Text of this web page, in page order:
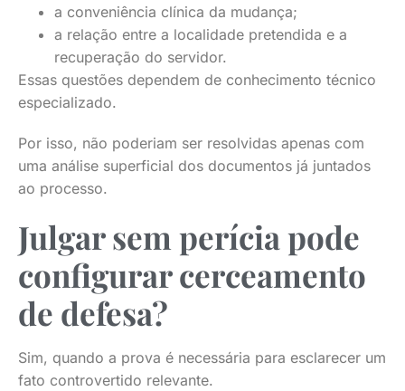
a conveniência clínica da mudança;
a relação entre a localidade pretendida e a
recuperação do servidor.
Essas questões dependem de conhecimento técnico
especializado.
Por isso, não poderiam ser resolvidas apenas com
uma análise superficial dos documentos já juntados
ao processo.
Julgar sem perícia pode
configurar cerceamento
de defesa?
Sim, quando a prova é necessária para esclarecer um
fato controvertido relevante.